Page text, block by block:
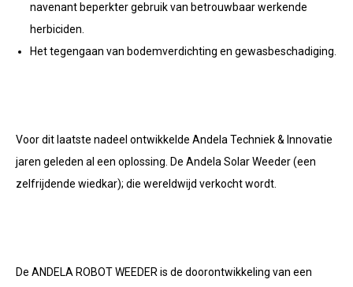
navenant beperkter gebruik van betrouwbaar werkende
herbiciden.
Het tegengaan van bodemverdichting en gewasbeschadiging.
Voor dit laatste nadeel ontwikkelde Andela Techniek & Innovatie
jaren geleden al een oplossing. De Andela Solar Weeder (een
zelfrijdende wiedkar); die wereldwijd verkocht wordt.
De ANDELA ROBOT WEEDER is de doorontwikkeling van een